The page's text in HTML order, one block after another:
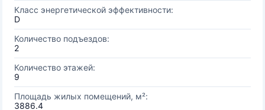
Класс энергетической эффективности:
D
Количество подъездов:
2
Количество этажей:
9
Площадь жилых помещений, м²:
3886.4